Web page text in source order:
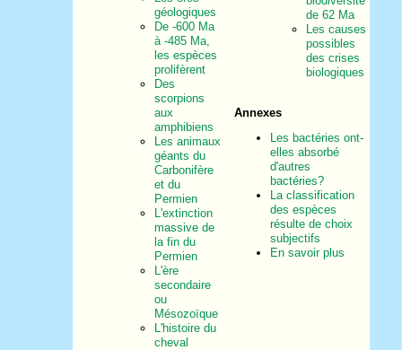
géologiques
De -600 Ma
à -485 Ma,
les espèces
prolifèrent
Des
scorpions
aux
amphibiens
Les animaux
géants du
Carbonifère
et du
Permien
L'extinction
massive de
la fin du
Permien
L'ère
secondaire
ou
Mésozoïque
L'histoire du
cheval
de 62 Ma
Les causes
possibles
des crises
biologiques
Annexes
Les bactéries ont-
elles absorbé
d'autres
bactéries?
La classification
des espèces
résulte de choix
subjectifs
En savoir plus